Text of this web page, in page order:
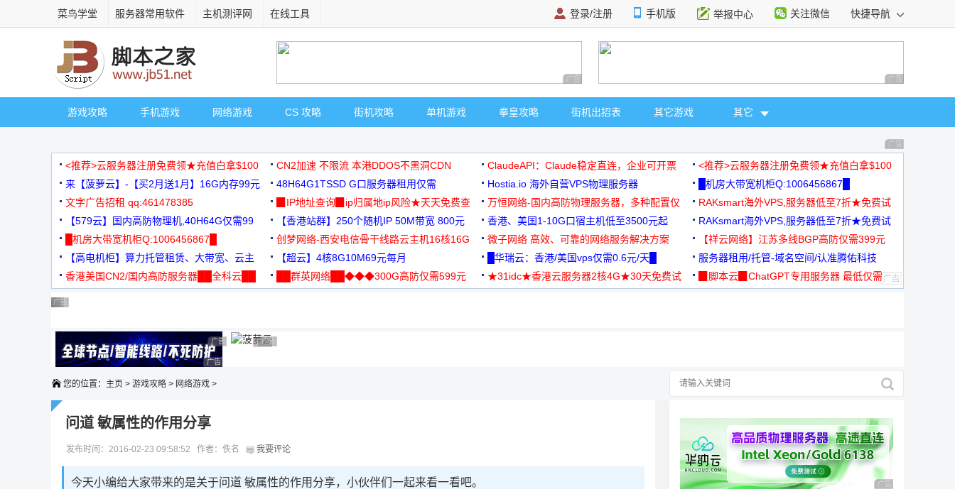
菜鸟学堂 服务器常用软件 主机测评网 在线工具 登录/注册 手机版 举报中心 关注微信 快捷导航
广告 商业广告，理性选择 广告 商业广告，理
游戏攻略 手机游戏 网络游戏 CS 攻略 街机攻略 单机游戏 拳皇攻略 街机出招表 其它游戏 其它
广告 商业广告，理
<推荐>云服务器注册免费领★充值白拿$100 CN2加速 不限流 本港DDOS不黑洞CDN ClaudeAPI：Claude稳定直连，企业可开票
<推荐>云服务器注册免费领★充值白拿$100
来【菠萝云】-【买2月送1月】16G内存99元
48H64G1TSSD G口服务器租用仅需
3000+可免费测试
Hostia.io 海外自营VPS物理服务器
█机房大带宽机柜Q:1006456867█
文字广告招租 qq:461478385
▉IP地址查询▉ip归属地ip风险★天天免费查
万恒网络-国内高防物理服务器，多种配置仅
99元/月起
RAKsmart海外VPS,服务器低至7折★免费试
用★
【579云】国内高防物理机,40H64G仅需99
元
【香港站群】250个随机IP 50M带宽 800元 香港、美国1-10G口宿主机低至3500元起
RAKsmart海外VPS,服务器低至7折★免费试
用★
█机房大带宽机柜Q:1006456867█
创梦网络-西安电信骨干线路云主机16核16G
88元/月
微子网络 高效、可靠的网络服务解决方案
【祥云网络】江苏多线BGP高防仅需399元
【高电机柜】算力托管租赁、大带宽、云主
机
【超云】4核8G10M69元每月 █华瑞云：香港/美国vps仅需0.6元/天█
服务器租用/托管-域名空间/认准腾佑科技
香港美国CN2/国内高防服务器██全科云██
██群英网络██◆◆◆300G高防仅需599元
★31idc★香港云服务器2核4G★30天免费试
▉脚本云▉ChatGPT专用服务器 最低仅需
广告 商业广告，理性选择
广告 商业广告，理性选择
广告 商业广告，理性选择
广告 商业广告，理性选择
广告 商业广告，理性选择
广告 商业广告，理性选择
广告 商业广告，理性选择
广告 商业广告，理性选择广告 商业广告，理性选择
广告 商业广告，理性选择
您的位置： 主页 > 游戏攻略 > 网络游戏 >
问道 敏属性的作用分享
发布时间：2016-02-23 09:58:52 作者：佚名 我要评论
今天小编给大家带来的是关于问道 敏属性的作用分享，小伙伴们一起来看一看吧。 广告 商业广告，理性